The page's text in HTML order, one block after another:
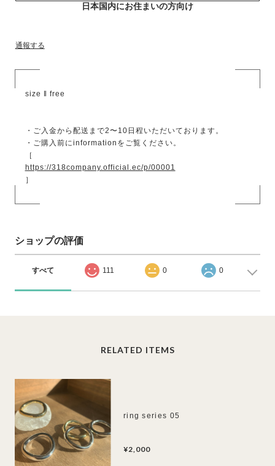
日本国内にお住まいの方向け
通報する
size ‖ free
・ご入金から配送まで2〜10日程いただいております。
・ご購入前にinformationをご覧ください。
［
https://318company.official.ec/p/00001
］
ショップの評価
すべて 111 0 0
RELATED ITEMS
ring series 05
¥2,000